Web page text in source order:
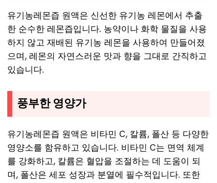
유기농레몬즙 원액은 신선한 유기농 레몬에서 추출
한 순수한 레몬즙입니다. 농약이나 화학 물질을 사용
하지 않고 재배된 유기농 레몬을 사용하여 만들어졌
으며, 레몬의 자연스러운 맛과 향을 그대로 간직하고
있습니다.
풍부한 영양가
유기농레몬즙 원액은 비타민 C, 칼륨, 폴산 등 다양한
영양소를 함유하고 있습니다. 비타민 C는 면역 체계
를 강화하고, 칼륨은 혈압을 조절하는 데 도움이 되
며, 폴산은 세포 성장과 분열에 필수적입니다. 또한